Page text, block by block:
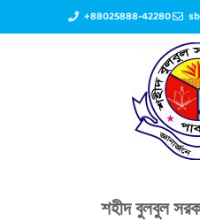
+88025888-42280
শহীদ বুলবুল